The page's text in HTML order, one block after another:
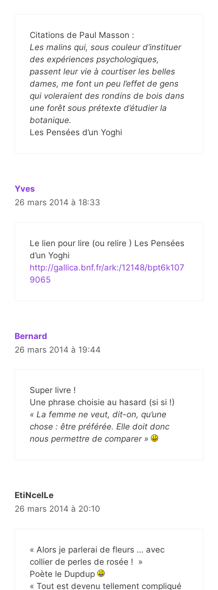
Citations de Paul Masson :
Les malins qui, sous couleur d’instituer
des expériences psychologiques,
passent leur vie à courtiser les belles
dames, me font un peu l’effet de gens
qui voleraient des rondins de bois dans
une forêt sous prétexte d’étudier la
botanique.
Les Pensées d’un Yoghi
Yves
26 mars 2014 à 18:33
Le lien pour lire (ou relire ) Les Pensées
d’un Yoghi
http://gallica.bnf.fr/ark:/12148/bpt6k107
9065
Bernard
26 mars 2014 à 19:44
Super livre !
Une phrase choisie au hasard (si si !)
« La femme ne veut, dit-on, qu’une
chose : être préférée. Elle doit donc
nous permettre de comparer »
EtiNcelLe
26 mars 2014 à 20:10
« Alors je parlerai de fleurs … avec
collier de perles de rosée ! »
Poète le Dupdup
« Tout est devenu tellement compliqué